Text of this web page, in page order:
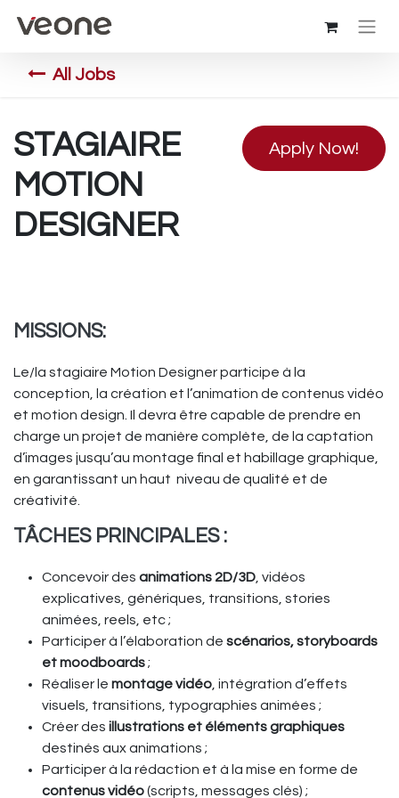
All Jobs
Apply Now!
STAGIAIRE
MOTION
DESIGNER
MISSIONS:
Le/la stagiaire Motion Designer participe à la
conception, la création et l’animation de contenus vidéo
et motion design. Il devra être capable de prendre en
charge un projet de manière complète, de la captation
d’images jusqu’au montage final et habillage graphique,
en garantissant un haut niveau de qualité et de
créativité.
TÂCHES PRINCIPALES :
Concevoir des animations 2D/3D , vidéos
explicatives, génériques, transitions, stories
animées, reels, etc ;
Participer à l’élaboration de scénarios, storyboards
et moodboards;
Réaliser le montage vidéo , intégration d’effets
visuels, transitions, typographies animées ;
Créer des illustrations et éléments graphiques
destinés aux animations ;
Participer à la rédaction et à la mise en forme de
contenus vidéo(scripts, messages clés) ;